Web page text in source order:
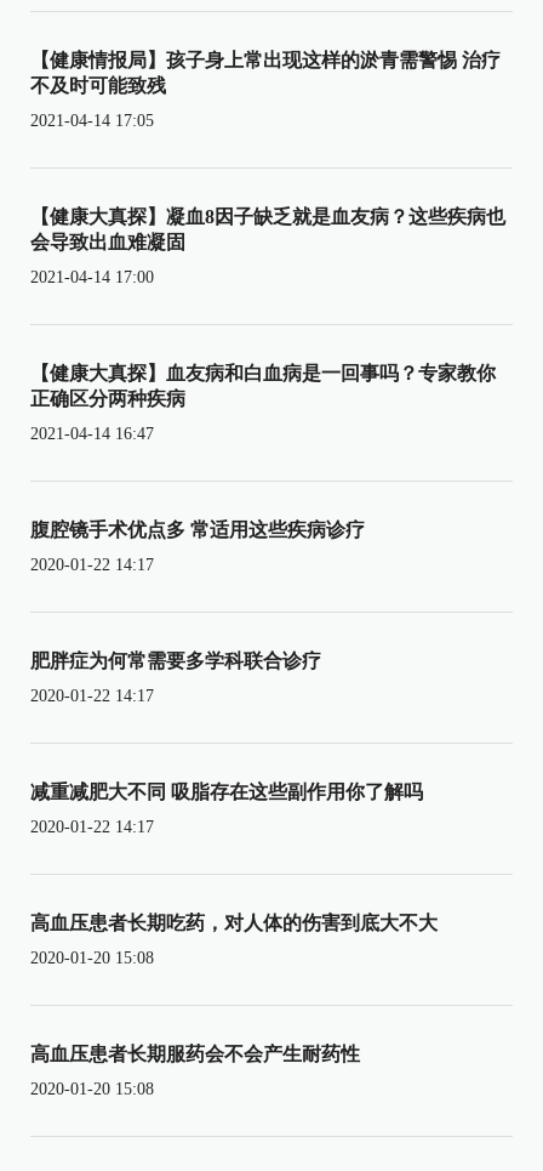
【健康情报局】孩子身上常出现这样的淤青需警惕 治疗
不及时可能致残
2021-04-14 17:05
【健康大真探】凝血8因子缺乏就是血友病？这些疾病也
会导致出血难凝固
2021-04-14 17:00
【健康大真探】血友病和白血病是一回事吗？专家教你
正确区分两种疾病
2021-04-14 16:47
腹腔镜手术优点多 常适用这些疾病诊疗
2020-01-22 14:17
肥胖症为何常需要多学科联合诊疗
2020-01-22 14:17
减重减肥大不同 吸脂存在这些副作用你了解吗
2020-01-22 14:17
高血压患者长期吃药，对人体的伤害到底大不大
2020-01-20 15:08
高血压患者长期服药会不会产生耐药性
2020-01-20 15:08